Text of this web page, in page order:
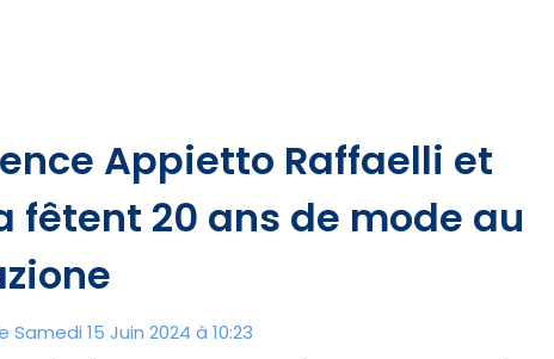
Appietto Raffaelli et
fêtent 20 ans de mode au
15 Juin 2024 à 10:23